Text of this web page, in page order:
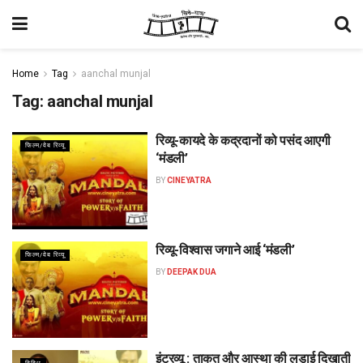
Home Tag aanchal munjal
Tag: aanchal munjal
फिल्म/वेब रिव्यू
रिव्यू-कायदे के कद्रदानों को पसंद आएगी
‘मंडली’
BYCINEYATRA
फिल्म/वेब रिव्यू रिव्यू-विश्वास जगाने आई ‘मंडली’
BY DEEPAK DUA
इंटरव्यू : ताकत और आस्था की लड़ाई दिखाती